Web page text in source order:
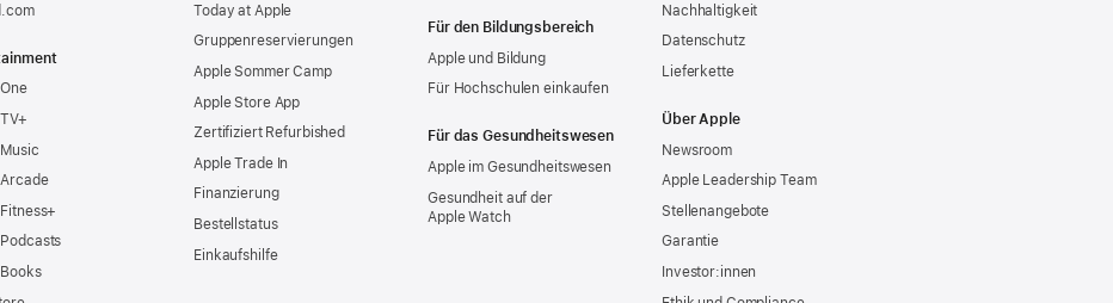
Today at Apple
Gruppen­reservierungen
Apple Sommer Camp
Apple Store App
Zertifiziert Refurbished
Apple Trade In
Finanzierung
Bestellstatus
Einkaufshilfe
Für den Bildungsbereich
Apple und Bildung
Für Hochschulen einkaufen
Für das Gesundheitswesen
Apple im Gesundheitswesen
Gesundheit auf der
Apple Watch
Nachhaltigkeit
Datenschutz
Lieferkette
Über Apple
Newsroom
Apple Leadership Team
Stellenangebote
Garantie
Investor:innen